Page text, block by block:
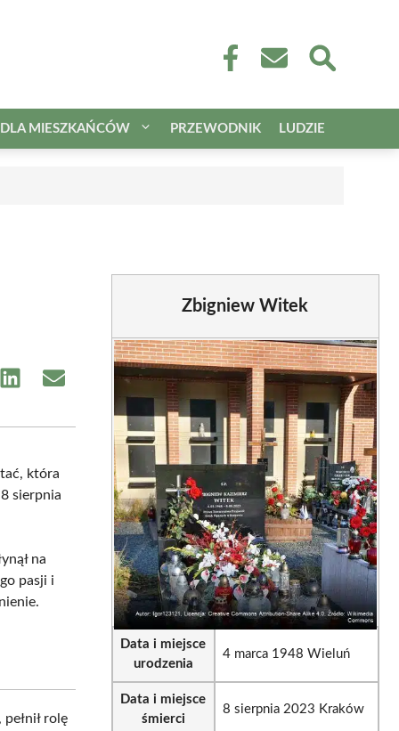
DLA MIESZKAŃCÓW PRZEWODNIK LUDZIE
Share Share
która
sierpnia
na
pasji i
rolę
Zbigniew Witek
Data i miejsce
urodzenia
4 marca 1948 Wieluń
Data i miejsce
śmierci
8 sierpnia 2023 Kraków